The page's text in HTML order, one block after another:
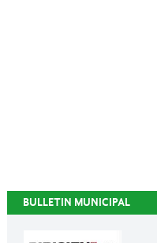
BULLETIN MUNICIPAL